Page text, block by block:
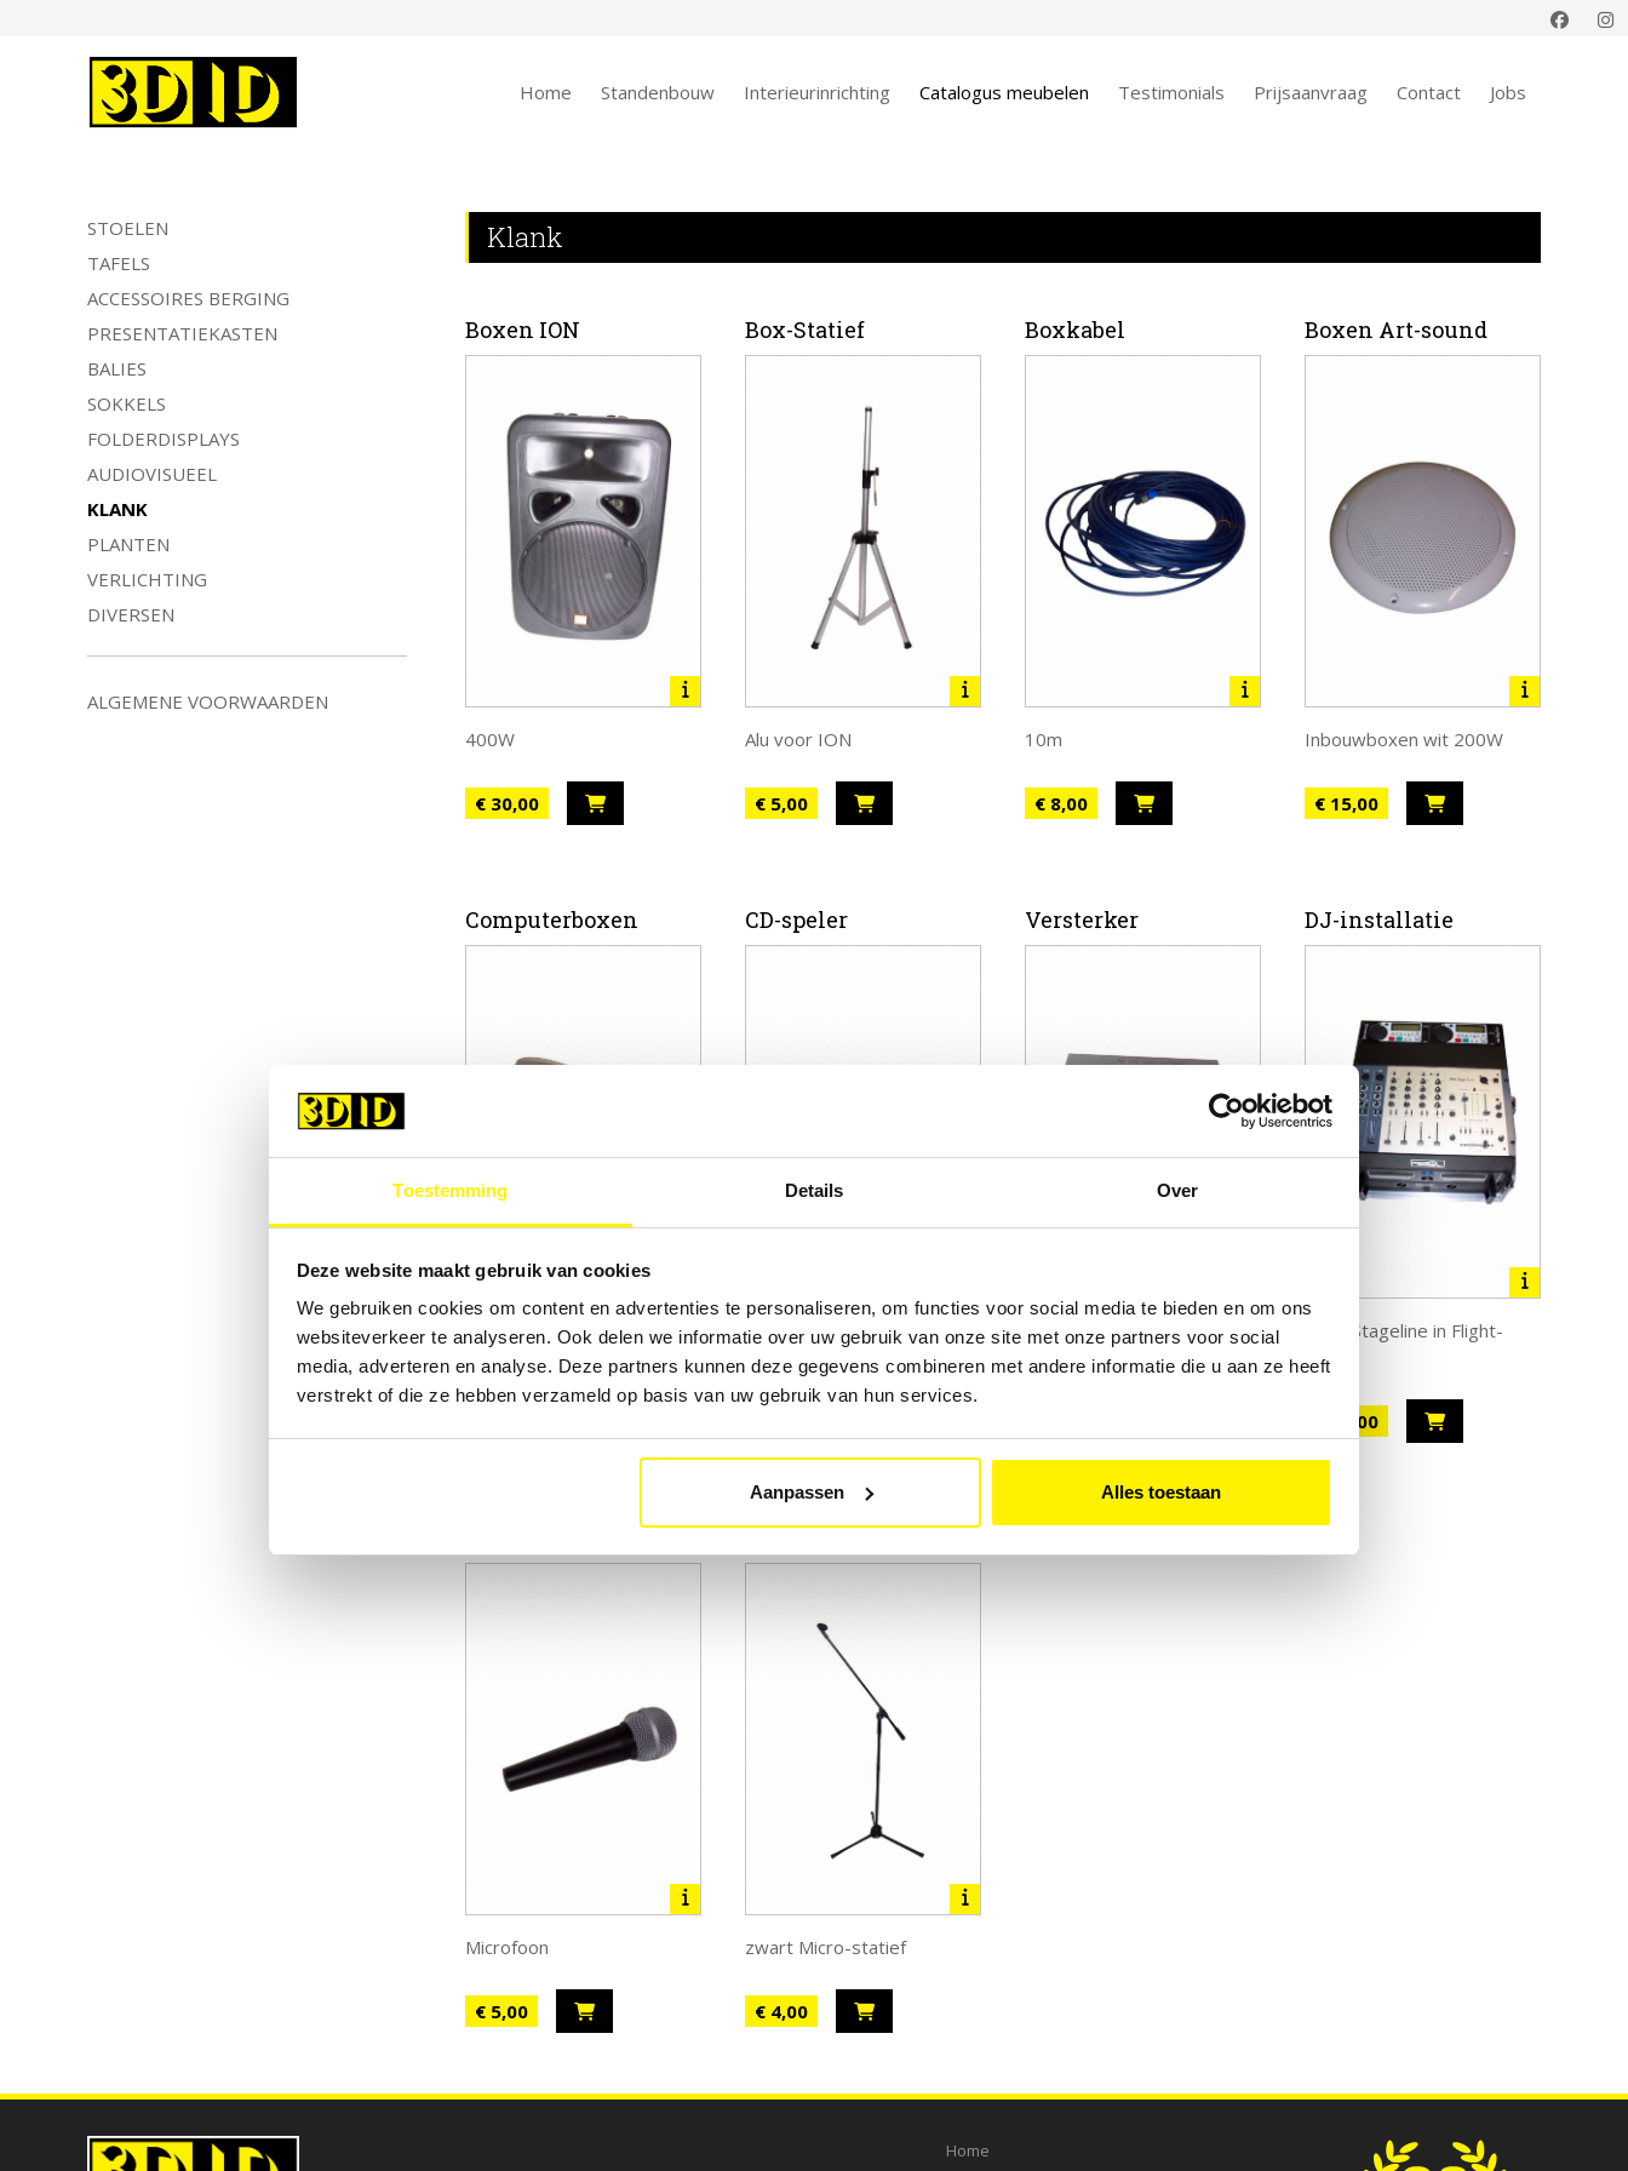
Toestemming Details Over
Deze website maakt gebruik van cookies
We gebruiken cookies om content en advertenties te personaliseren, om functies voor social media te bieden en om ons
websiteverkeer te analyseren. Ook delen we informatie over uw gebruik van onze site met onze partners voor social
media, adverteren en analyse. Deze partners kunnen deze gegevens combineren met andere informatie die u aan ze heeft
verstrekt of die ze hebben verzameld op basis van uw gebruik van hun services.
Aanpassen Alles toestaan
Home Standenbouw Interieurinrichting Catalogus meubelen Testimonials Prijsaanvraag Contact Jobs
STOELEN
TAFELS
ACCESSOIRES BERGING
PRESENTATIEKASTEN
BALIES
SOKKELS
FOLDERDISPLAYS
AUDIOVISUEEL
KLANK
PLANTEN
VERLICHTING
DIVERSEN
ALGEMENE VOORWAARDEN
Klank
Boxen ION
400W
€ 30,00
Box-Statief
Alu voor ION
€ 5,00
Boxkabel
10m
€ 8,00
Boxen Art-sound
Inbouwboxen wit 200W
€ 15,00
Computerboxen
per 2
CD-speler
Pioneer 6-Disc
Versterker
Pioneer met
afstandsbediening
DJ-installatie
Merk Stageline in Flight-
case
€ 80,00
Microfoon
€ 5,00
Statief
zwart Micro-statief
€ 4,00
Home